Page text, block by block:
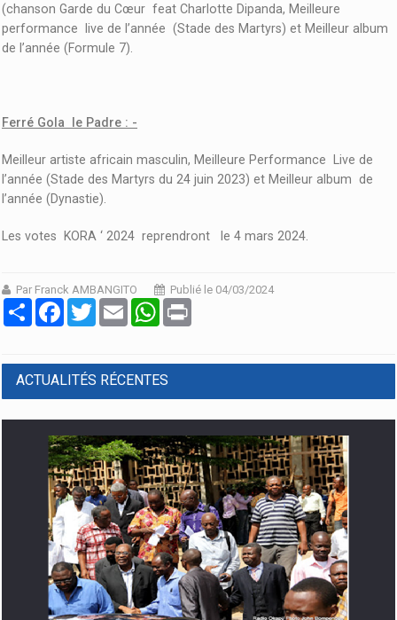
(chanson Garde du Cœur feat Charlotte Dipanda, Meilleure
performance live de l’année (Stade des Martyrs) et Meilleur album
de l’année (Formule 7).
Ferré Gola le Padre : -
Meilleur artiste africain masculin, Meilleure Performance Live de
l’année (Stade des Martyrs du 24 juin 2023) et Meilleur album de
l’année (Dynastie).
Les votes KORA ‘ 2024 reprendront le 4 mars 2024.
Par Franck AMBANGITO
Publié le 04/03/2024
PartagerFacebook
Twitter Email WhatsApp
ACTUALITÉS RÉCENTES